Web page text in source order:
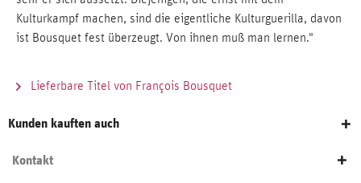
Kulturkampf machen, sind die eigentliche Kulturguerilla, davon
ist Bousquet fest überzeugt. Von ihnen muß man lernen."
Lieferbare Titel von François Bousquet
Kunden kauften auch
Kontakt